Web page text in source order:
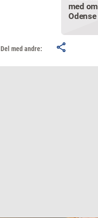
med om
Odense
Del med andre: